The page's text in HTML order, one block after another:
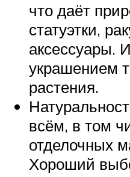
что даёт
статуэтки,
аксессуары.
украшением
растения.
всём, в том
отделочных
Хороший